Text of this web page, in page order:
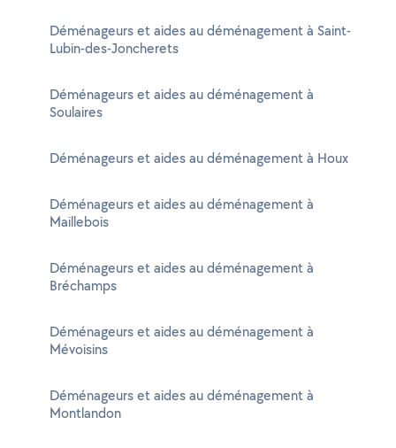
Déménageurs et aides au déménagement à Saint-
Lubin-des-Joncherets
Déménageurs et aides au déménagement à
Soulaires
Déménageurs et aides au déménagement à Houx
Déménageurs et aides au déménagement à
Maillebois
Déménageurs et aides au déménagement à
Bréchamps
Déménageurs et aides au déménagement à
Mévoisins
Déménageurs et aides au déménagement à
Montlandon